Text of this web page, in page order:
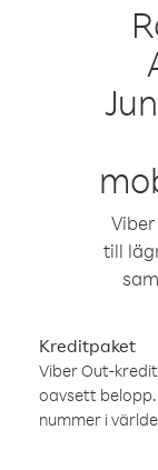
till
Kreditpaket
Viber Out-
oavsett belopp.
nummer i